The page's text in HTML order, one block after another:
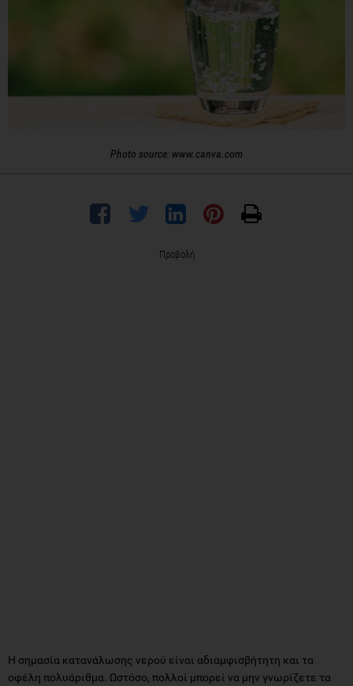
Photo source: www.canva.com
Προβολή
Η σημασία κατανάλωσης νερού είναι αδιαμφισβήτητη και τα
οφέλη πολυάριθμα. Ωστόσο, πολλοί μπορεί να μην γνωρίζετε τα